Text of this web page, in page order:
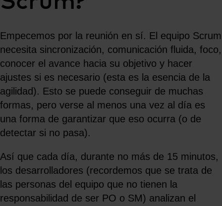
Empecemos por la reunión en sí. El equipo Scrum
necesita sincronización, comunicación fluida, foco,
conocer el avance hacia su objetivo y hacer
ajustes si es necesario (esta es la esencia de la
agilidad). Esto se puede conseguir de muchas
formas, pero verse al menos una vez al día es
una forma de garantizar que eso ocurra (o de
detectar si no pasa).
Así que cada día, durante no más de 15 minutos,
los desarrolladores (recordemos que se trata de
las personas del equipo que no tienen la
responsabilidad de ser PO o SM) analizan el